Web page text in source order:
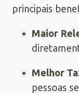
principais
Maior
Melhor
pessoas